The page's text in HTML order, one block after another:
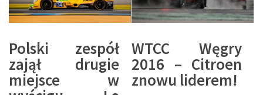
Polski zespół
zajął drugie
miejsce w
WTCC Węgry
2016 – Citroen
znowu liderem!